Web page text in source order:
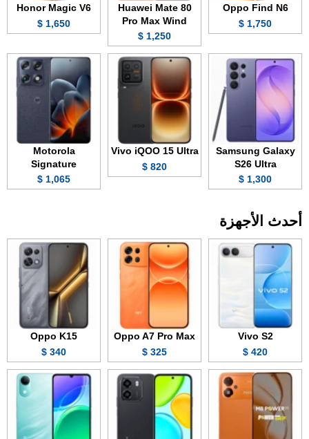
Oppo Find N6
1,750 $
Huawei Mate 80
Pro Max Wind
1,250 $
Honor Magic V6
1,650 $
Samsung Galaxy
S26 Ultra
1,300 $
Vivo iQOO 15 Ultra
820 $
Motorola
Signature
1,065 $
أحدث الأجهزة
Vivo S2
420 $
Oppo A7 Pro Max
325 $
Oppo K15
340 $